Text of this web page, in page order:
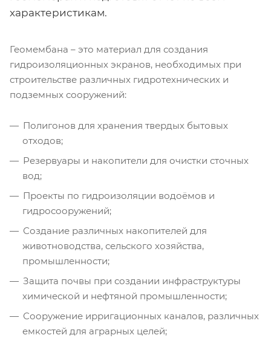
характеристикам.
Геомембана – это материал для создания
гидроизоляционных экранов, необходимых при
строительстве различных гидротехнических и
подземных сооружений:
Полигонов для хранения твердых бытовых
отходов;
Резервуары и накопители для очистки сточных
вод;
Проекты по гидроизоляции водоёмов и
гидросооружений;
Создание различных накопителей для
животноводства, сельского хозяйства,
промышленности;
Защита почвы при создании инфраструктуры
химической и нефтяной промышленности;
Сооружение ирригационных каналов, различных
емкостей для аграрных целей;